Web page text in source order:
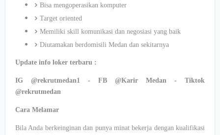
Bisa mengoperasikan komputer
Target oriented
Memiliki skill komunikasi dan negosiasi yang baik
Diutamakan berdomisili Medan dan sekitarnya
Update info loker terbaru :
IG @rekrutmedan1 - FB @Karir Medan - Tiktok
@rekrutmedan
Cara Melamar
Bila Anda berkeinginan dan punya minat bekerja dengan kualifikasi